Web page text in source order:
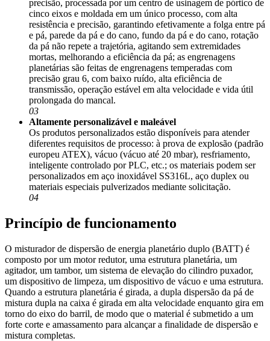
precisão, processada por um centro de usinagem de pórtico de
cinco eixos e moldada em um único processo, com alta
resistência e precisão, garantindo efetivamente a folga entre pá
e pá, parede da pá e do cano, fundo da pá e do cano, rotação
da pá não repete a trajetória, agitando sem extremidades
mortas, melhorando a eficiência da pá; as engrenagens
planetárias são feitas de engrenagens temperadas com
precisão grau 6, com baixo ruído, alta eficiência de
transmissão, operação estável em alta velocidade e vida útil
prolongada do mancal.
03
Altamente personalizável e maleável
Os produtos personalizados estão disponíveis para atender
diferentes requisitos de processo: à prova de explosão (padrão
europeu ATEX), vácuo (vácuo até 20 mbar), resfriamento,
inteligente controlado por PLC, etc.; os materiais podem ser
personalizados em aço inoxidável SS316L, aço duplex ou
materiais especiais pulverizados mediante solicitação.
04
Princípio de funcionamento
O misturador de dispersão de energia planetário duplo (BATT) é
composto por um motor redutor, uma estrutura planetária, um
agitador, um tambor, um sistema de elevação do cilindro puxador,
um dispositivo de limpeza, um dispositivo de vácuo e uma estrutura.
Quando a estrutura planetária é girada, a dupla dispersão da pá de
mistura dupla na caixa é girada em alta velocidade enquanto gira em
torno do eixo do barril, de modo que o material é submetido a um
forte corte e amassamento para alcançar a finalidade de dispersão e
mistura completas.